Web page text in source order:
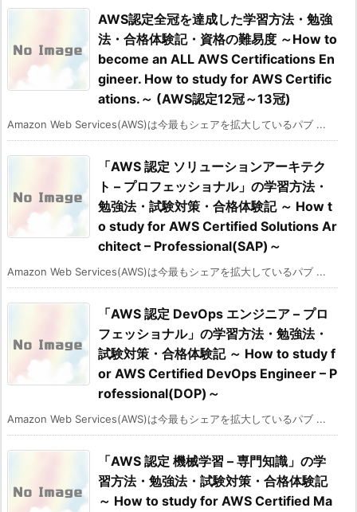
AWS認定全冠を達成した学習方法・勉強
法・合格体験記・資格の難易度 ～How to
become an ALL AWS Certifications En
gineer. How to study for AWS Certific
ations.～ (AWS認定12冠～13冠)
Amazon Web Services(AWS)は今最もシェアを拡大しているパブ ...
「AWS 認定 ソリューションアーキテク
ト – プロフェッショナル」の学習方法・
勉強法・試験対策・合格体験記 ～ How t
o study for AWS Certified Solutions Ar
chitect – Professional(SAP)～
Amazon Web Services(AWS)は今最もシェアを拡大しているパブ ...
「AWS 認定 DevOps エンジニア – プロ
フェッショナル」の学習方法・勉強法・
試験対策・合格体験記 ～ How to study f
or AWS Certified DevOps Engineer – P
rofessional(DOP)～
Amazon Web Services(AWS)は今最もシェアを拡大しているパブ ...
「AWS 認定 機械学習 – 専門知識」の学
習方法・勉強法・試験対策・合格体験記
～ How to study for AWS Certified Ma